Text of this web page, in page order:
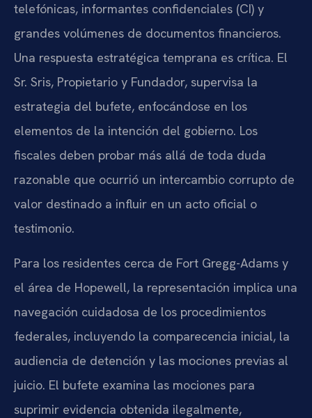
telefónicas, informantes confidenciales (CI) y
grandes volúmenes de documentos financieros.
Una respuesta estratégica temprana es crítica. El
Sr. Sris, Propietario y Fundador, supervisa la
estrategia del bufete, enfocándose en los
elementos de la intención del gobierno. Los
fiscales deben probar más allá de toda duda
razonable que ocurrió un intercambio corrupto de
valor destinado a influir en un acto oficial o
testimonio.
Para los residentes cerca de Fort Gregg-Adams y
el área de Hopewell, la representación implica una
navegación cuidadosa de los procedimientos
federales, incluyendo la comparecencia inicial, la
audiencia de detención y las mociones previas al
juicio. El bufete examina las mociones para
suprimir evidencia obtenida ilegalmente,